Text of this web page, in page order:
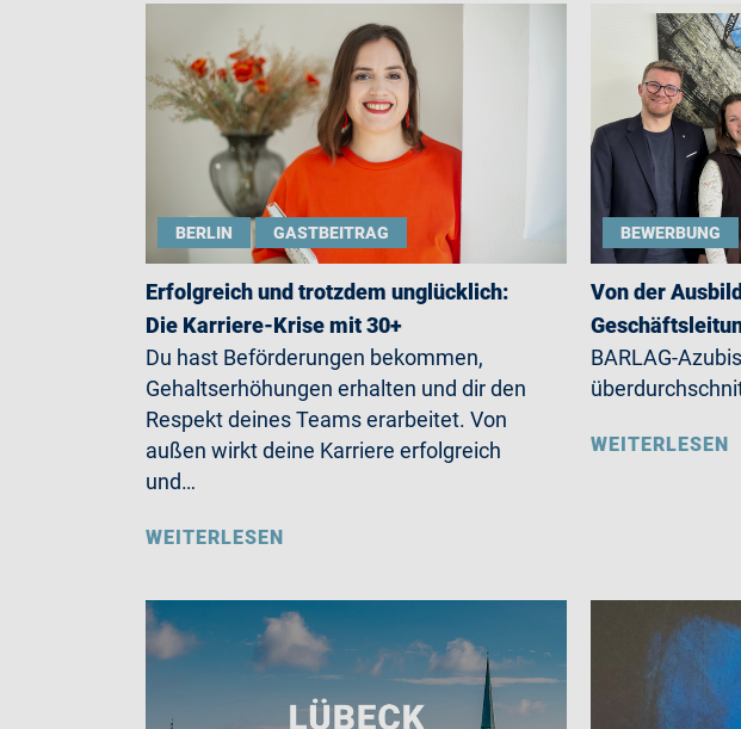
BERLIN GASTBEITRAG
Erfolgreich und trotzdem unglücklich:
Die Karriere-Krise mit 30+
Du hast Beförderungen bekommen,
Gehaltserhöhungen erhalten und dir den
Respekt deines Teams erarbeitet. Von
außen wirkt deine Karriere erfolgreich
und…
WEITERLESEN
BEWERBUNG
Von der
BARLAG-
WEITERLESEN